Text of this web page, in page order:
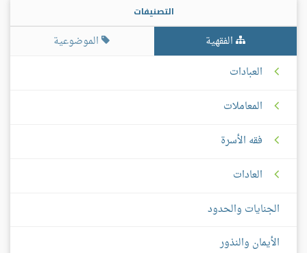
التصنيفات
الفقهية
الموضوعية
العبادات
المعاملات
فقه الأسرة
العادات
الجنايات والحدود
الأيمان والنذور